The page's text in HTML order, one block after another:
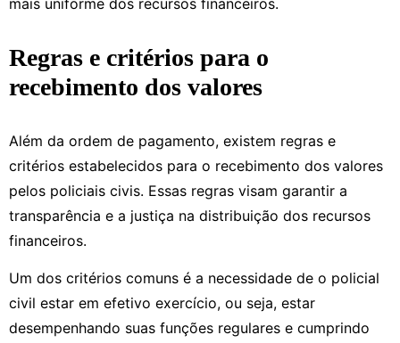
Regras e critérios para o
recebimento dos valores
Além da ordem de pagamento, existem regras e
critérios estabelecidos para o recebimento dos valores
pelos policiais civis. Essas regras visam garantir a
transparência e a justiça na distribuição dos recursos
financeiros.
Um dos critérios comuns é a necessidade de o policial
civil estar em efetivo exercício, ou seja, estar
desempenhando suas funções regulares e cumprindo